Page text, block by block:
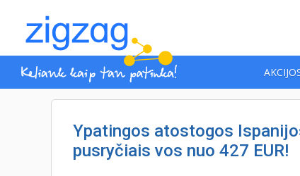
Ypatingos atostogos
pusryčiais vos nuo 427 EUR!